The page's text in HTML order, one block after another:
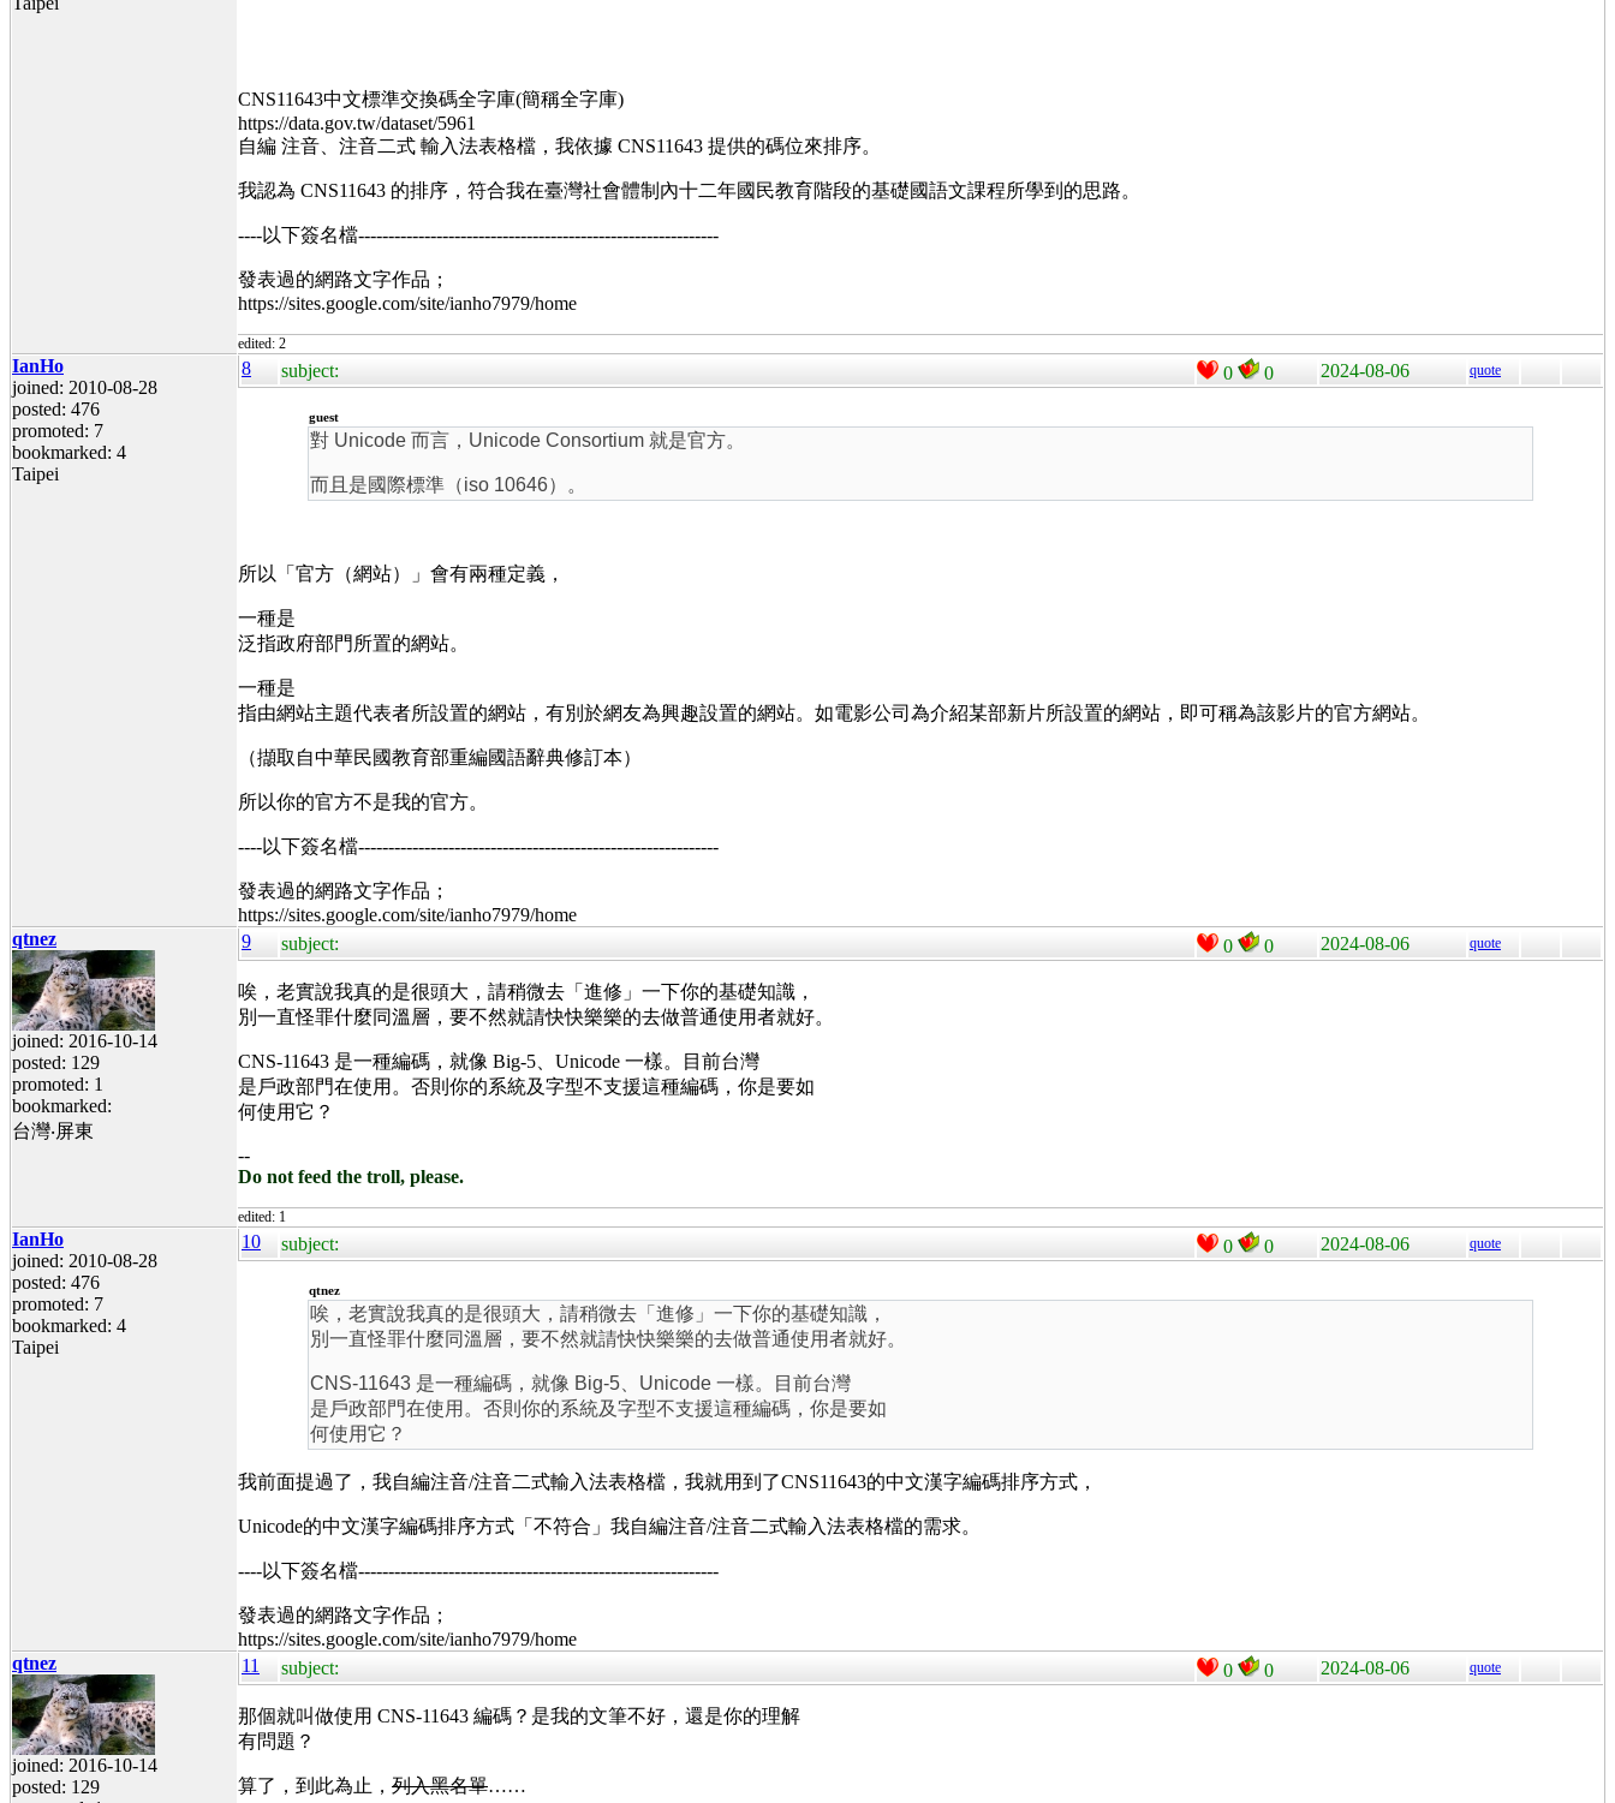
CNS11643中文標準交換碼全字庫(簡稱全字庫)
https://data.gov.tw/dataset/5961
自編 注音、注音二式 輸入法表格檔，我依據 CNS11643 提供的碼位來排序。
我認為 CNS11643 的排序，符合我在臺灣社會體制內十二年國民教育階段的基礎國語文課程所學到的思路。
----以下簽名檔------------------------------------------------------------
發表過的網路文字作品；
https://sites.google.com/site/ianho7979/home
edited: 2
IanHo
joined: 2010-08-28
posted: 476
promoted: 7
bookmarked: 4
Taipei
8 subject: 0 0 2024-08-06 quote
guest
對 Unicode 而言， Unicode Consortium 就是官方。
而且是國際標準（iso 10646）。
所以「官方（網站）」會有兩種定義，
一種是
泛指政府部門所置的網站。
一種是
指由網站主題代表者所設置的網站，有別於網友為興趣設置的網站。如電影公司為介紹某部新片所設置的網站，即可稱為該影片的官方網站。
（擷取自中華民國教育部重編國語辭典修訂本）
所以你的官方不是我的官方。
----以下簽名檔------------------------------------------------------------
發表過的網路文字作品；
https://sites.google.com/site/ianho7979/home
qtnez
joined: 2016-10-14
posted: 129
promoted: 1
bookmarked:
台灣‧屏東
9 subject: 0 0 2024-08-06 quote
唉，老實說我真的是很頭大，請稍微去「進修」一下你的基礎知識，
別一直怪罪什麼同溫層，要不然就請快快樂樂的去做普通使用者就好。
CNS-11643 是一種編碼，就像 Big-5、Unicode 一樣。目前台灣
是戶政部門在使用。否則你的系統及字型不支援這種編碼，你是要如
何使用它？
--
Do not feed the troll, please.
edited: 1
IanHo
joined: 2010-08-28
posted: 476
promoted: 7
bookmarked: 4
Taipei
10 subject: 0 0 2024-08-06 quote
qtnez
唉，老實說我真的是很頭大，請稍微去「進修」一下你的基礎知識，
別一直怪罪什麼同溫層，要不然就請快快樂樂的去做普通使用者就好。
CNS-11643 是一種編碼，就像 Big-5、Unicode 一樣。目前台灣
是戶政部門在使用。否則你的系統及字型不支援這種編碼，你是要如
何使用它？
我前面提過了，我自編注音/注音二式輸入法表格檔，我就用到了CNS11643的中文漢字編碼排序方式，
Unicode的中文漢字編碼排序方式「不符合」我自編注音/注音二式輸入法表格檔的需求。
----以下簽名檔------------------------------------------------------------
發表過的網路文字作品；
https://sites.google.com/site/ianho7979/home
qtnez
joined: 2016-10-14
posted: 129
11 subject: 0 0 2024-08-06 quote
那個就叫做使用 CNS-11643 編碼？是我的文筆不好，還是你的理解
有問題？
算了，到此為止， 列入黑名單……